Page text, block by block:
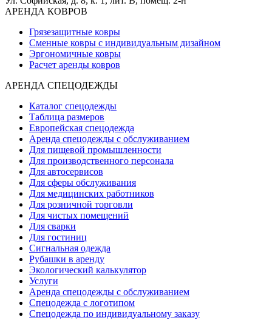
АРЕНДА КОВРОВ
Грязезащитные ковры
Сменные ковры с индивидуальным дизайном
Эргономичные ковры
Расчет аренды ковров
АРЕНДА СПЕЦОДЕЖДЫ
Каталог спецодежды
Таблица размеров
Европейская спецодежда
Аренда спецодежды с обслуживанием
Для пищевой промышленности
Для производственного персонала
Для автосервисов
Для сферы обслуживания
Для медицинских работников
Для розничной торговли
Для чистых помещений
Для сварки
Для гостиниц
Сигнальная одежда
Рубашки в аренду
Экологический калькулятор
Услуги
Аренда спецодежды с обслуживанием
Спецодежда с логотипом
Спецодежда по индивидуальному заказу